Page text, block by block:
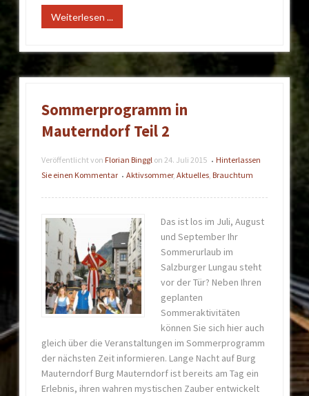
Weiterlesen ...
Sommerprogramm in
Mauterndorf Teil 2
Veröffentlicht von Florian Binggl on 24. Juli 2015 • Hinterlassen
Sie einen Kommentar
• Aktivsommer,Aktuelles Brauchtum
Das ist los im Juli, August
und September Ihr
Sommerurlaub im
Salzburger Lungau steht
vor der Tür? Neben Ihren
geplanten
Sommeraktivitäten
können Sie sich hier auch
gleich über die Veranstaltungen im Sommerprogramm
der nächsten Zeit informieren. Lange Nacht auf Burg
Mauterndorf Burg Mauterndorf ist bereits am Tag ein
Erlebnis, ihren wahren mystischen Zauber entwickelt